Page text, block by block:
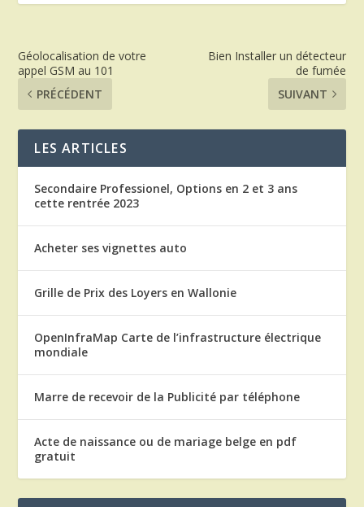
Géolocalisation de votre
appel GSM au 101
PRÉCÉDENT
Bien Installer un détecteur
de fumée
SUIVANT
LES ARTICLES
Secondaire Professionel, Options en 2 et 3 ans
cette rentrée 2023
Acheter ses vignettes auto
Grille de Prix des Loyers en Wallonie
OpenInfraMap Carte de l’infrastructure électrique
mondiale
Marre de recevoir de la Publicité par téléphone
Acte de naissance ou de mariage belge en pdf
gratuit